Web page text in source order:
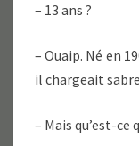
– 13 ans ?
– Ouaip. Né en
il chargeait
– Mais qu’est-ce